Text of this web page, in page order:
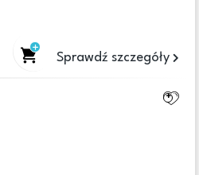
Sprawdź szczegóły